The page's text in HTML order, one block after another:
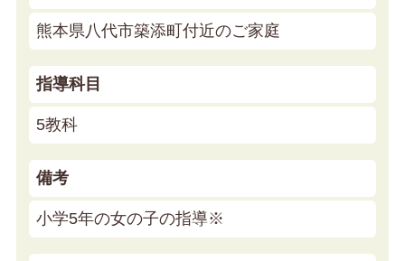
熊本県八代市築添町付近のご家庭
指導科目
5教科
備考
小学5年の女の子の指導※